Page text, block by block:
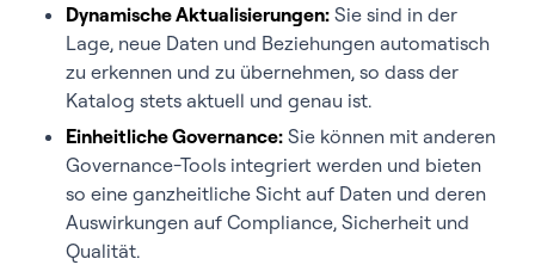
Dynamische Aktualisierungen: Sie sind in der
Lage, neue Daten und Beziehungen automatisch
zu erkennen und zu übernehmen, so dass der
Katalog stets aktuell und genau ist.
Einheitliche Governance: Sie können mit anderen
Governance-Tools integriert werden und bieten
so eine ganzheitliche Sicht auf Daten und deren
Auswirkungen auf Compliance, Sicherheit und
Qualität.